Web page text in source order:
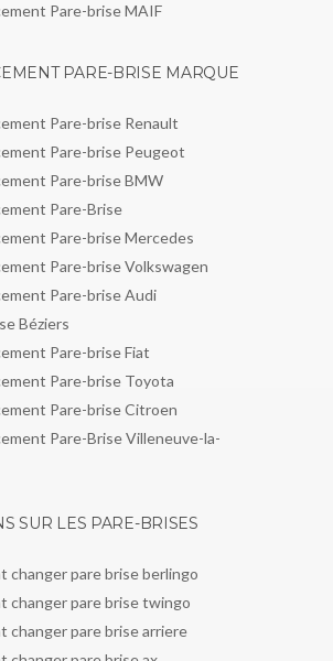
Pare-brise MAIF
PARE-BRISE MARQUE
Pare-brise Renault
Pare-brise Peugeot
Pare-brise BMW
Pare-Brise
Pare-brise Mercedes
Pare-brise Volkswagen
Pare-brise Audi
Béziers
Pare-brise Fiat
Pare-brise Toyota
Pare-brise Citroen
Pare-Brise Villeneuve-la-
SUR LES PARE-BRISES
changer pare brise berlingo
changer pare brise twingo
changer pare brise arriere